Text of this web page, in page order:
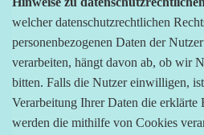
welcher datenschutzrechtlichen
personenbezogenen Daten der
verarbeiten, hängt davon ab, ob wir
bitten. Falls die Nutzer einwilligen,
Verarbeitung Ihrer Daten die
werden die mithilfe von Cookies